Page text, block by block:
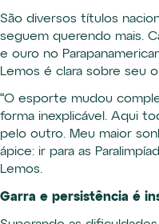
São diversos títulos
seguem querendo mais.
e ouro no
Lemos é clara sobre seu
“O esporte mudou
forma inexplicável. Aqui
pelo outro. Meu maior
ápice: ir para as
Lemos.
Garra e persistência é